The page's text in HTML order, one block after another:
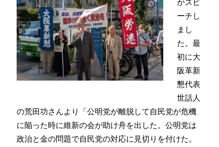
がスピ
ーチし
まし
た。最
初に大
阪革新
懇代表
世話人
の荒田功さんより「公明党が離脱して自民党が危機
に陥った時に維新の会が助け舟を出した。公明党は
政治と金の問題で自民党の対応に見切りを付けた。